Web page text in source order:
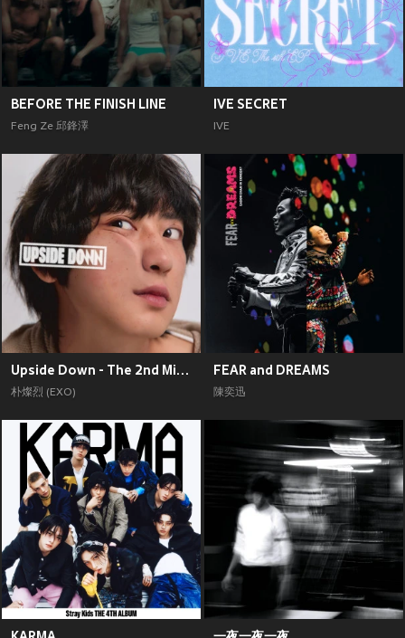
BEFORE THE FINISH LINE
Feng Ze 邱鋒澤
IVE SECRET
IVE
Upside Down - The 2nd Mini Album
朴燦烈 (EXO)
FEAR and DREAMS
陳奕迅